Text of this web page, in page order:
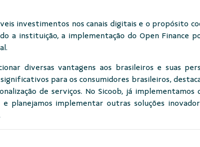
investimentos nos canais digitais e o propósito
a instituição, a implementação do Open Finance
diversas vantagens aos brasileiros e suas
para os consumidores brasileiros,
de serviços. No Sicoob, já implementamos
planejamos implementar outras soluções